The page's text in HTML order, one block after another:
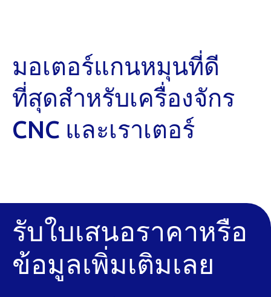
มอเตอร์แกนหมุนที่ดี
ที่สุดสำหรับเครื่องจักร
CNC และเราเตอร์
รับใบเสนอราคาหรือ
ข้อมูลเพิ่มเติมเลย